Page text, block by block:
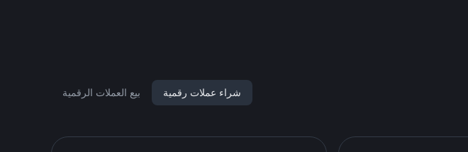
شراء عملات رقمية بيع العملات الرقمية